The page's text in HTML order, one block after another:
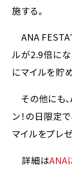
施する。
ANA FESTA
ルが2.9倍にな
にマイルを貯
その他にも
ン！の日限定
マイルをプレゼ
詳細はANA